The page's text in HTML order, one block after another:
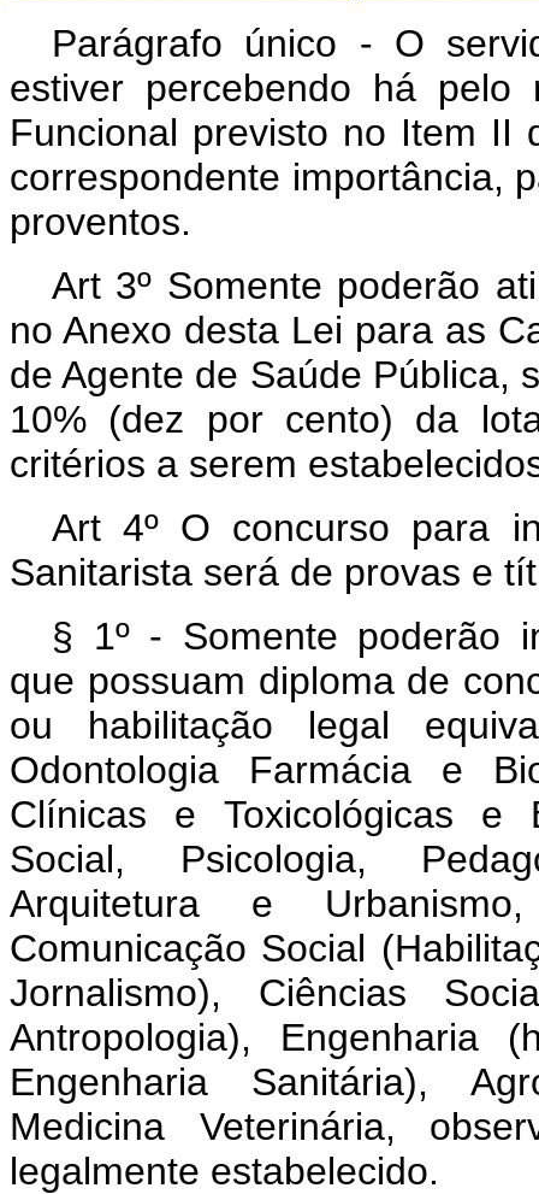
Parágrafo único - O
estiver percebendo há
Funcional previsto no Item II
correspondente importância,
proventos.
Art 3º Somente poderão
no Anexo desta Lei para as
de Agente de Saúde Pública,
10% (dez por cento) da
critérios a serem
Art 4º O concurso para
Sanitarista será de provas e
§ 1º - Somente poderão
que possuam diploma de
ou habilitação legal
Odontologia Farmácia e
Clínicas e Toxicológicas e
Social, Psicologia,
Arquitetura e
Comunicação Social
Jornalismo), Ciências
Antropologia), Engenharia
Engenharia Sanitária),
Medicina Veterinária,
legalmente